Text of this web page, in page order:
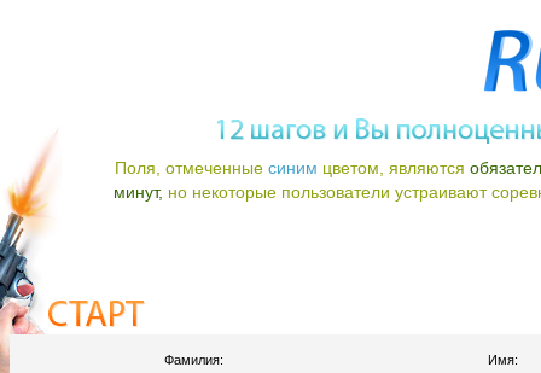
Поля, отмеченные синим цветом, являются
минут, но некоторые пользователи устраивают
Фамилия: Имя: